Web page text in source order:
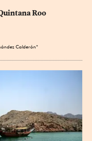
Roo
Calderón*